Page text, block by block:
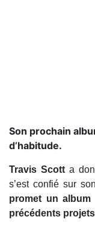
Son prochain
d’habitude.
Travis Scotta
s’est confié sur
promet un album
précédents